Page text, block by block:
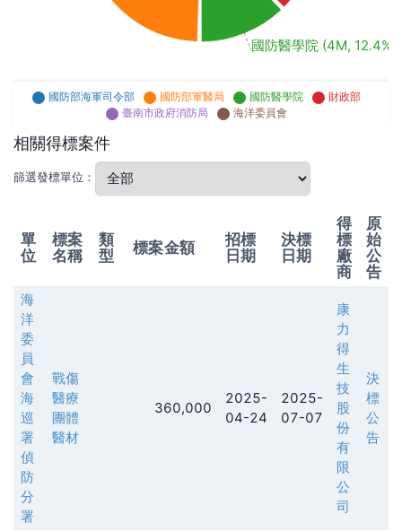
國防醫學院 (4M, 12.4%)
國防部海軍司令部 國防部軍醫局 國防醫學院
財政部
臺南市政府消防局
海洋委員會
相關得標案件
篩選發標單位：
單
位
標案
名稱
類
型
標案金額
招標
日期
決標
日期
得
標
廠
商
原
始
公
告
海
洋
委
員
會
海
巡
署
偵
防
分
署
戰傷
醫療
團體
醫材
360,000
2025-
04-24
2025-
07-07
康
力
得
生
技
股
份
有
限
公
司
決
標
公
告